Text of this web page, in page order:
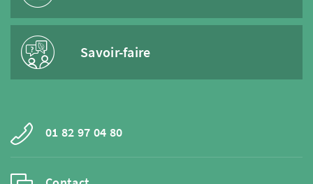
Savoir-faire
01 82 97 04 80